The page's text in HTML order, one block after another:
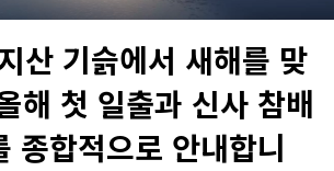
산 기슭에서 새해를 맞
해 첫 일출과 신사 참배
종합적으로 안내합니